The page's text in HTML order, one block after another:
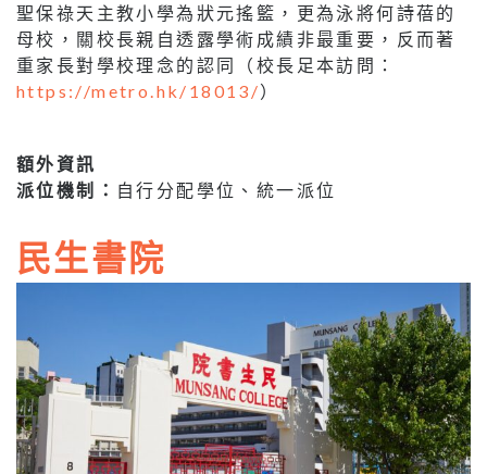
聖保祿天主教小學為狀元搖籃，更為泳將何詩蓓的
母校，關校長親自透露學術成績非最重要，反而著
重家長對學校理念的認同（校長足本訪問：
https://metro.hk/18013/）
額外資訊
派位機制： 自行分配學位、統一派位
民生書院